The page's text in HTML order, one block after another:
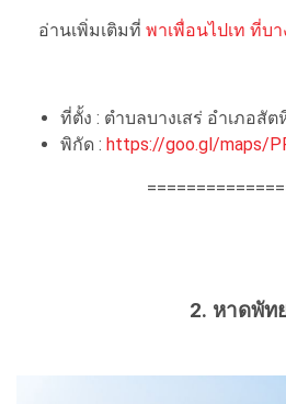
อ่านเพิ่มเติมที่ พาเพื่อนไปเท ที่บา
ที่ตั้ง : ตำบลบางเสร่ อำเภอสั
พิกัด : https://goo.gl/maps/
2. หาดพัท